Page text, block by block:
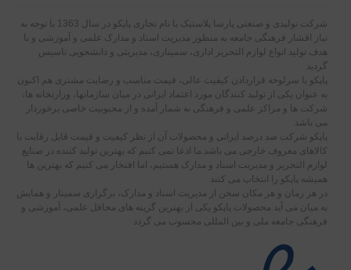
شرکت تولیدی و صنعتی پارسا پلاستیک با نام تجاری پاپکو در سال 1363 با توجه به
نیاز اقشار فرهنگی جامعه به منظور مدیریت اسناد و مدارک علمی و آموزشی و با
هدف تولید انواع لوازم التحریر اداری، سمیناری، مدیریتی و دانشجویی تاسیس
گردید
پاپکو با سرلوحه قراردادن کیفیت عالی، قیمت مناسب و رضایت مشتری هم اکنون
به عنوان یکی از تولید کنندگان مورد اعتماد ایرانی در میان سازمانها، وزارتخانه ها،
شرکت ها و مراکز علمی و فرهنگی به شمار آمده و از محبوبیت خاصی برخوردار
می باشد
پاپکو شرکت صد درصد ایرانی و محصولات آن از نظر کیفیت و قیمت قابل رقابت با
کالاهای معروف خارجی می باشد.ما ادعا نمی کنیم که بهترین تولید کننده در صنایع
لوازم التحریر و مدیریت اسناد و مدارک هستیم، اما افتخار می کنیم که بهترین ها
همیشه پاپکو را انتخاب می کنند
در هر زمان و هر مکان سخن از مدیریت اسناد و مدارک، برگزاری سمینار و همایش
به میان می آید محصولات پاپکو یکی از بهترین گزینه های محافل علمی، آموزشی و
فرهنگی جامعه ملی و بین المللی محسوب می گردد